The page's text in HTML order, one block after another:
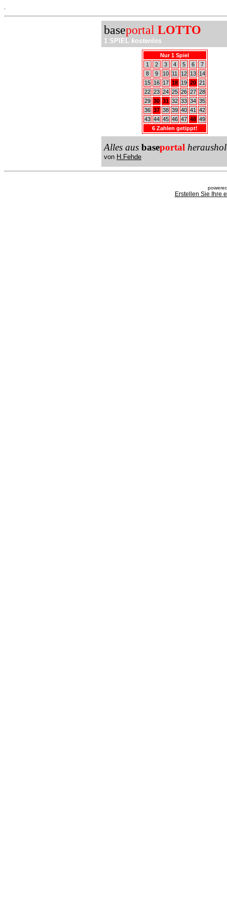
baseportal LOTTO
1 SPIEL kostenlos
Nur 1 Spiel
1
2 3 4 5 6
7
8
9 10 11 12 13
14
15
16 17 18 19 20 21
22 23 24 25 26 27 28
29 30 31 32 33 34 35
36 37 38 39 40 41
42
43 44 45 46 47 48 49
6 Zahlen getippt!
Alles aus baseportal
von H.Fehde
Erstellen Sie Ihre